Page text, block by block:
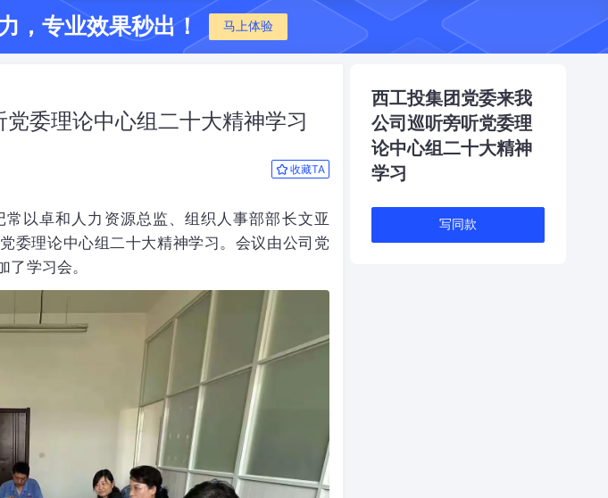
委理论中心组二十大精神学习
收藏TA
以卓和人力资源总监、组织人事部部长文亚
委理论中心组二十大精神学习。会议由公司党
学习会。
，专业效果秒出！ 马上体验
西工投集团党委来我
公司巡听旁听党委理
论中心组二十大精神
学习
写同款